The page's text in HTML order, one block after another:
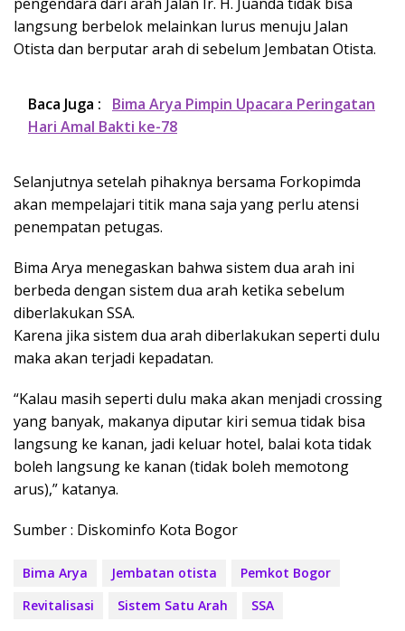
pengendara dari arah Jalan Ir. H. Juanda tidak bisa
langsung berbelok melainkan lurus menuju Jalan
Otista dan berputar arah di sebelum Jembatan Otista.
Baca Juga :
Bima Arya Pimpin Upacara Peringatan
Hari Amal Bakti ke-78
Selanjutnya setelah pihaknya bersama Forkopimda
akan mempelajari titik mana saja yang perlu atensi
penempatan petugas.
Bima Arya menegaskan bahwa sistem dua arah ini
berbeda dengan sistem dua arah ketika sebelum
diberlakukan SSA.
Karena jika sistem dua arah diberlakukan seperti dulu
maka akan terjadi kepadatan.
“Kalau masih seperti dulu maka akan menjadi crossing
yang banyak, makanya diputar kiri semua tidak bisa
langsung ke kanan, jadi keluar hotel, balai kota tidak
boleh langsung ke kanan (tidak boleh memotong
arus),” katanya.
Sumber : Diskominfo Kota Bogor
Bima Arya Jembatan otista
Pemkot Bogor
Revitalisasi
Sistem Satu Arah SSA